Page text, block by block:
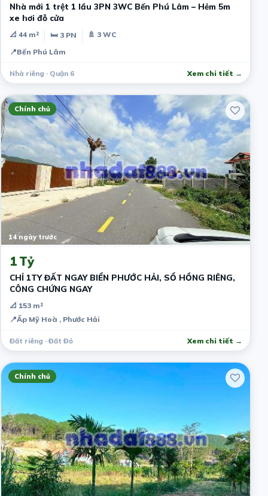
Nhà mới 1 trệt 1 lầu 3PN 3WC Bến Phú Lâm – Hẻm 5m
xe hơi đỗ cửa
📐 44 m² 🛏 3 PN
🚿 3 WC
📍Bến Phú Lâm
Nhà riêng · Quận 6 Xem chi tiết →
Chính chủ
14 ngày trước
1 Tỷ
CHỈ 1TY ĐẤT NGAY BIỂN PHƯỚC HẢI, SỔ HỒNG RIÊNG,
CÔNG CHỨNG NGAY
📐 153 m²
📍Ấp Mỹ Hoà , Phước Hải
Đất riêng · Đất Đỏ Xem chi tiết →
Chính chủ